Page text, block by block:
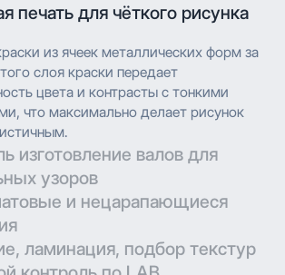
печать для чёткого рисунка
из ячеек металлических форм за
слоя краски передает
цвета и контрасты с тонкими
что максимально делает рисунок
изготовление валов для
узоров
и разработка технических параметров
позволяют максимально
дизайн при печати.
и нецарапающиеся
и суперматовые поверхности с
ламинация, подбор текстур